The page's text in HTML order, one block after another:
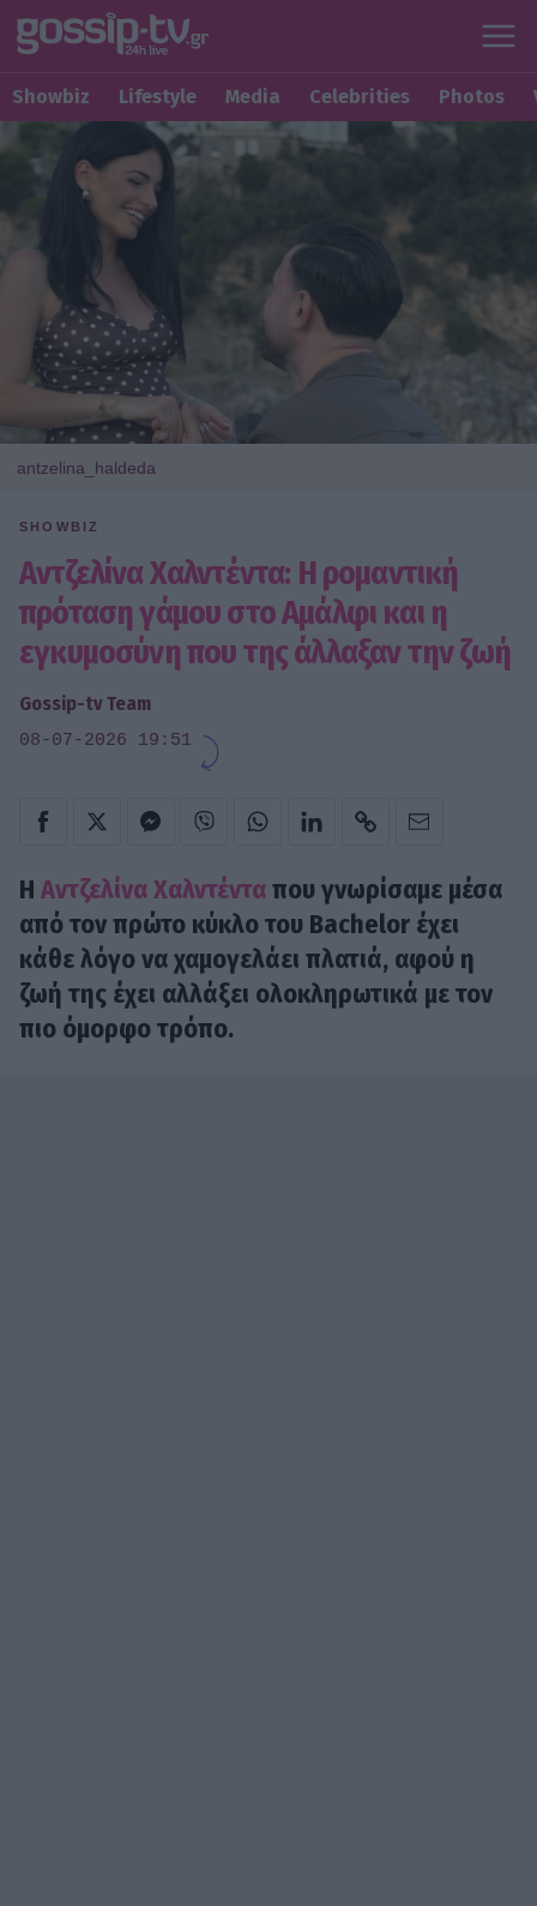
Showbiz Lifestyle Media Celebrities Photos
antzelina_haldeda
SHOWBIZ
Αντζελίνα Χαλντέντα: Η ρομαντική
πρόταση γάμου στο Αμάλφι και η
εγκυμοσύνη που της άλλαξαν την ζωή
Gossip-tv Team
08-07-2026 19:51
Η Αντζελίνα Χαλντένταπου γνωρίσαμε μέσα
από τον πρώτο κύκλο του Bachelor έχει
κάθε λόγο να χαμογελάει πλατιά, αφού η
ζωή της έχει αλλάξει ολοκληρωτικά με τον
πιο όμορφο τρόπο.